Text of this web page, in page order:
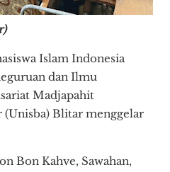
Islam Indonesia
dan Ilmu
Madjapahit
Blitar menggelar
Bon Kahve, Sawahan,